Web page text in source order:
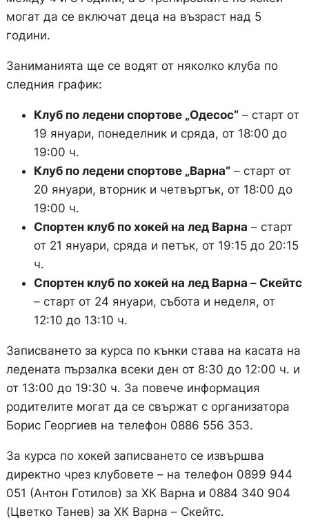
могат да се включат деца на възраст над 5
години.
Заниманията ще се водят от няколко клуба по
следния график:
Клуб по ледени спортове „Одесос“– старт от
19 януари, понеделник и сряда, от 18:00 до
19:00 ч.
Клуб по ледени спортове „Варна“– старт от
20 януари, вторник и четвъртък, от 18:00 до
19:00 ч.
Спортен клуб по хокей на лед Варна – старт
от 21 януари, сряда и петък, от 19:15 до 20:15
ч.
Спортен клуб по хокей на лед Варна – Скейтс
– старт от 24 януари, събота и неделя, от
12:10 до 13:10 ч.
Записването за курса по кънки става на касата на
ледената пързалка всеки ден от 8:30 до 12:00 ч. и
от 13:00 до 19:30 ч. За повече информация
родителите могат да се свържат с организатора
Борис Георгиев на телефон 0886 556 353.
За курса по хокей записването се извършва
директно чрез клубовете – на телефон 0899 944
051 (Антон Готилов) за ХК Варна и 0884 340 904
(Цветко Танев) за ХК Варна – Скейтс.